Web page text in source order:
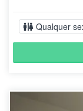
Qualquer